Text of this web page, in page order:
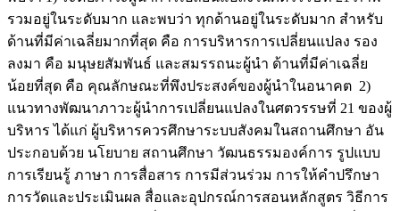
รวมอยู่ในระดับมาก และพบว่า ทุกด้านอยู่ในระดับมาก สำหรับ
ด้านที่มีค่าเฉลี่ยมากที่สุด คือ การบริหารการเปลี่ยนแปลง รอง
ลงมา คือ มนุษยสัมพันธ์ และสมรรถนะผู้นำ ด้านที่มีค่าเฉลี่ย
น้อยที่สุด คือ คุณลักษณะที่พึงประสงค์ของผู้นำในอนาคต 2)
แนวทางพัฒนาภาวะผู้นำการเปลี่ยนแปลงในศตวรรษที่ 21 ของผู้
บริหาร ได้แก่ ผู้บริหารควรศึกษาระบบสังคมในสถานศึกษา อัน
ประกอบด้วย นโยบาย สถานศึกษา วัฒนธรรมองค์การ รูปแบบ
การเรียนรู้ ภาษา การสื่อสาร การมีส่วนร่วม การให้คำปรึกษา
การวัดและประเมินผล สื่อและอุปกรณ์การสอนหลักสูตร วิธีการ